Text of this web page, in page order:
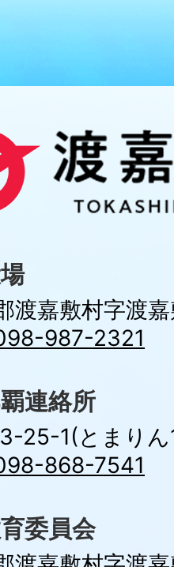
渡嘉敷村字渡
987-2321
連絡所
25-1(とまりん
868-7541
委員会